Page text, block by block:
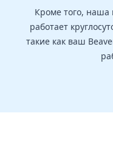
Кроме того,
работает
такие как ваш